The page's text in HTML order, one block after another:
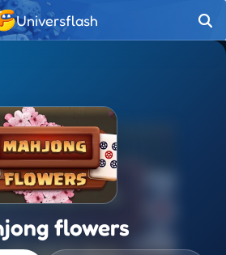
Universflash
flowers